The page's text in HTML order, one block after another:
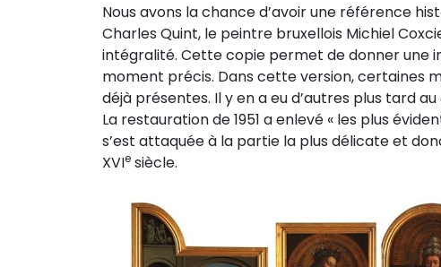
Nous avons la chance d’avoir une référence
Charles Quint, le peintre bruxellois Michiel
intégralité. Cette copie permet de donner une
moment précis. Dans cette version, certaines
déjà présentes. Il y en a eu d’autres plus tard au
La restauration de 1951 a enlevé « les plus
s’est attaquée à la partie la plus délicate et
XVIe siècle.